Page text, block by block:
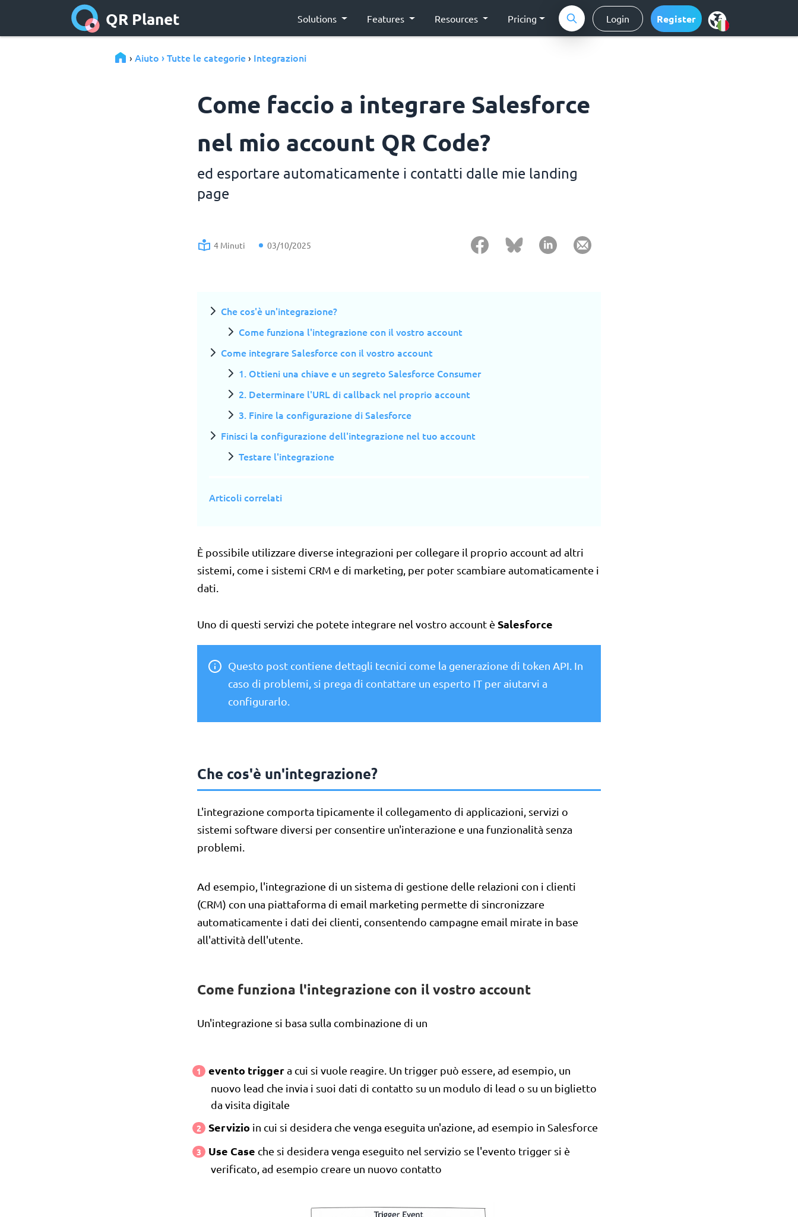
QR Planet Solutions Features Resources Pricing Login Register
› Aiuto › Tutte le categorie › Integrazioni
Come faccio a integrare Salesforce
nel mio account QR Code?
ed esportare automaticamente i contatti dalle mie landing
page
4 Minuti 03/10/2025
Che cos'è un'integrazione?
Come funziona l'integrazione con il vostro account
Come integrare Salesforce con il vostro account
1. Ottieni una chiave e un segreto Salesforce Consumer
2. Determinare l'URL di callback nel proprio account
3. Finire la configurazione di Salesforce
Finisci la configurazione dell'integrazione nel tuo account
Testare l'integrazione
Articoli correlati
È possibile utilizzare diverse integrazioni per collegare il proprio account ad altri
sistemi, come i sistemi CRM e di marketing, per poter scambiare automaticamente i
dati.
Uno di questi servizi che potete integrare nel vostro account è Salesforce
Questo post contiene dettagli tecnici come la generazione di token API. In
caso di problemi, si prega di contattare un esperto IT per aiutarvi a
configurarlo.
Che cos'è un'integrazione?
L'integrazione comporta tipicamente il collegamento di applicazioni, servizi o
sistemi software diversi per consentire un'interazione e una funzionalità senza
problemi.
Ad esempio, l'integrazione di un sistema di gestione delle relazioni con i clienti
(CRM) con una piattaforma di email marketing permette di sincronizzare
automaticamente i dati dei clienti, consentendo campagne email mirate in base
all'attività dell'utente.
Come funziona l'integrazione con il vostro account
Un'integrazione si basa sulla combinazione di un
evento triggera cui si vuole reagire. Un trigger può essere, ad esempio, un
nuovo lead che invia i suoi dati di contatto su un modulo di lead o su un biglietto
da visita digitale
Servizio in cui si desidera che venga eseguita un'azione, ad esempio in Salesforce
Use Case che si desidera venga eseguito nel servizio se l'evento trigger si è
verificato, ad esempio creare un nuovo contatto